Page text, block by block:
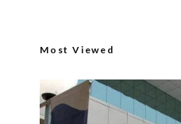
Most Viewed